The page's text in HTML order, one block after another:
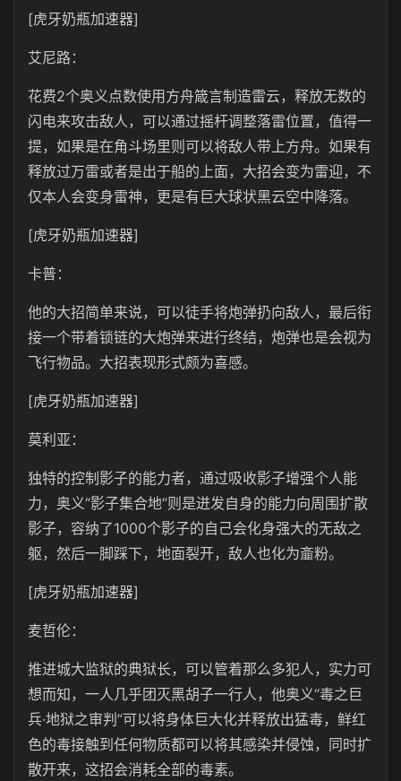
[虎牙奶瓶加速器]
艾尼路：
花费2个奥义点数使用方舟箴言制造雷云，释放无数的
闪电来攻击敌人，可以通过摇杆调整落雷位置，值得一
提，如果是在角斗场里则可以将敌人带上方舟。如果有
释放过万雷或者是出于船的上面，大招会变为雷迎，不
仅本人会变身雷神，更是有巨大球状黑云空中降落。
[虎牙奶瓶加速器]
卡普：
他的大招简单来说，可以徒手将炮弹扔向敌人，最后衔
接一个带着锁链的大炮弹来进行终结，炮弹也是会视为
飞行物品。大招表现形式颇为喜感。
[虎牙奶瓶加速器]
莫利亚：
独特的控制影子的能力者，通过吸收影子增强个人能
力，奥义“影子集合地”则是迸发自身的能力向周围扩散
影子，容纳了1000个影子的自己会化身强大的无敌之
躯，然后一脚踩下，地面裂开，敌人也化为齑粉。
[虎牙奶瓶加速器]
麦哲伦：
推进城大监狱的典狱长，可以管着那么多犯人，实力可
想而知，一人几乎团灭黑胡子一行人，他奥义“毒之巨
兵·地狱之审判”可以将身体巨大化并释放出猛毒，鲜红
色的毒接触到任何物质都可以将其感染并侵蚀，同时扩
散开来，这招会消耗全部的毒素。